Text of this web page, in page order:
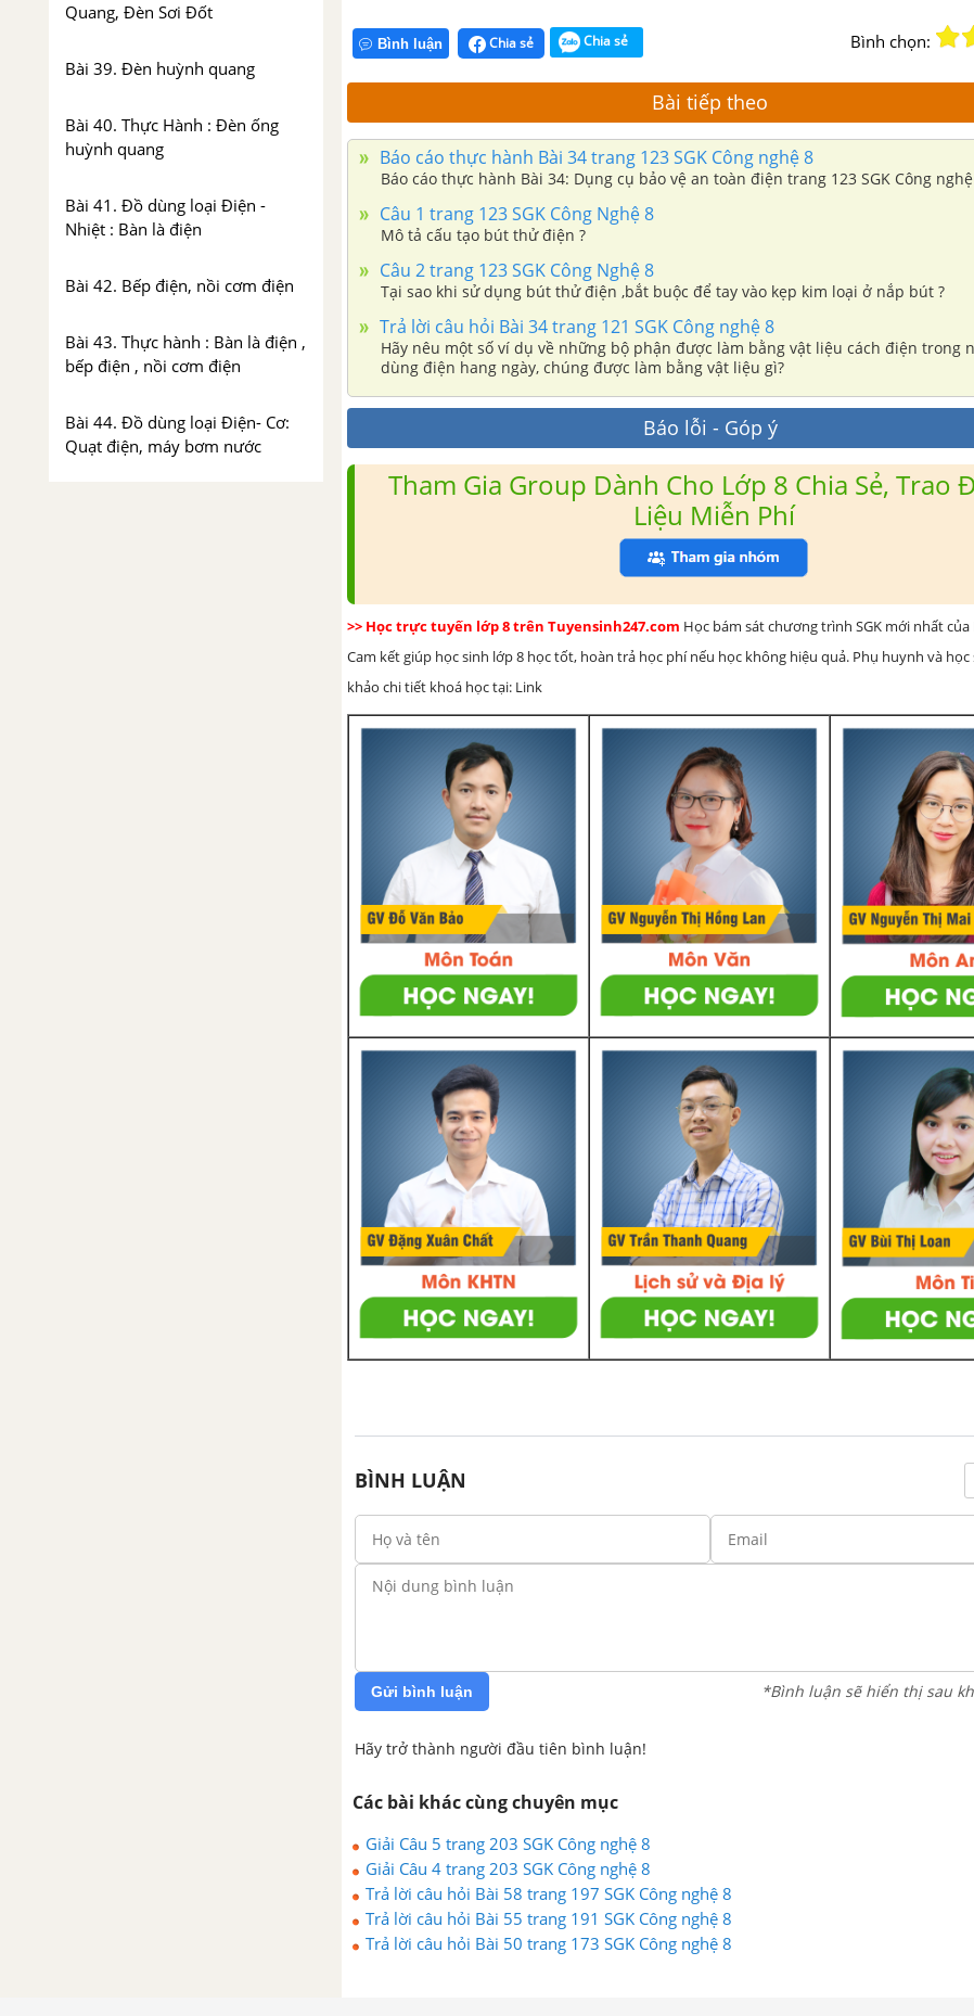
Quang, Đèn Sơi Đốt
Bài 39. Đèn huỳnh quang
Bài 40. Thực Hành : Đèn ống
huỳnh quang
Bài 41. Đồ dùng loại Điện -
Nhiệt : Bàn là điện
Bài 42. Bếp điện, nồi cơm điện
Bài 43. Thực hành : Bàn là điện ,
bếp điện , nồi cơm điện
Bài 44. Đồ dùng loại Điện- Cơ:
Quạt điện, máy bơm nước
Bình luận Chia sẻ Chia sẻ Bình chọn:
Bài tiếp theo
Báo cáo thực hành Bài 34 trang 123 SGK Công nghệ 8
Báo cáo thực hành Bài 34: Dụng cụ bảo vệ an toàn điện trang 123 SGK Công
Câu 1 trang 123 SGK Công Nghệ 8
Mô tả cấu tạo bút thử điện ?
Câu 2 trang 123 SGK Công Nghệ 8
Tại sao khi sử dụng bút thử điện ,bắt buộc để tay vào kẹp kim loại ở nắp bút ?
Trả lời câu hỏi Bài 34 trang 121 SGK Công nghệ 8
Hãy nêu một số ví dụ về những bộ phận được làm bằng vật liệu cách điện trong
dùng điện hang ngày, chúng được làm bằng vật liệu gì?
Báo lỗi - Góp ý
Tham Gia Group Dành Cho Lớp 8 Chia Sẻ, Trao
Liệu Miễn Phí
>> Học trực tuyến lớp 8 trên Tuyensinh247.com Học bám sát chương trình SGK mới nhất của
Cam kết giúp học sinh lớp 8 học tốt, hoàn trả học phí nếu học không hiệu quả. Phụ huynh và
khảo chi tiết khoá học tại: Link
BÌNH LUẬN
Gửi bình luận *Bình luận sẽ hiển thị sau
Hãy trở thành người đầu tiên bình luận!
Các bài khác cùng chuyên mục
Giải Câu 5 trang 203 SGK Công nghệ 8
Giải Câu 4 trang 203 SGK Công nghệ 8
Trả lời câu hỏi Bài 58 trang 197 SGK Công nghệ 8
Trả lời câu hỏi Bài 55 trang 191 SGK Công nghệ 8
Trả lời câu hỏi Bài 50 trang 173 SGK Công nghệ 8